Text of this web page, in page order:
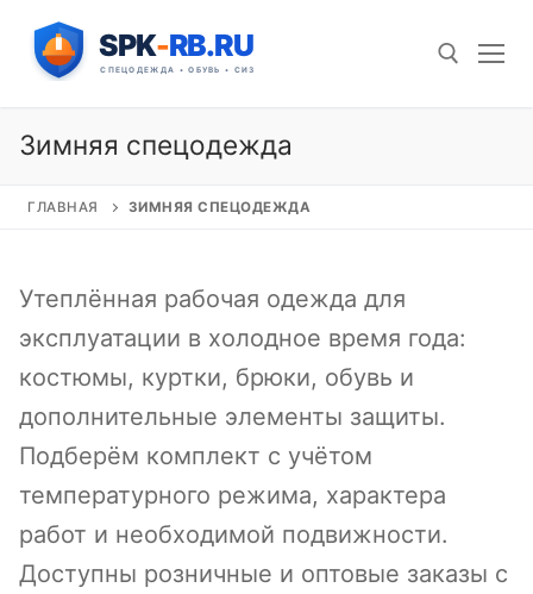
содержимому
Зимняя спецодежда
ГЛАВНАЯ ЗИМНЯЯ СПЕЦОДЕЖДА
Утеплённая рабочая одежда для
эксплуатации в холодное время года:
костюмы, куртки, брюки, обувь и
дополнительные элементы защиты.
Подберём комплект с учётом
температурного режима, характера
работ и необходимой подвижности.
Доступны розничные и оптовые заказы с